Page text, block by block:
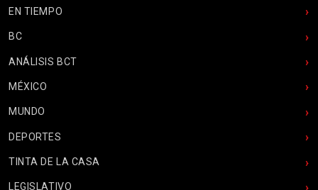
EN TIEMPO
BC
ANÁLISIS BCT
MÉXICO
MUNDO
DEPORTES
TINTA DE LA CASA
LEGISLATIVO